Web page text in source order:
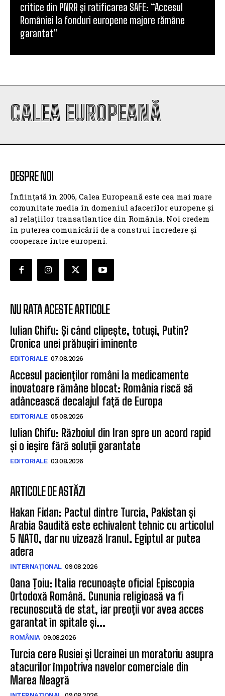
critice din PNRR și ratificarea SAFE: “Accesul
României la fonduri europene majore rămâne
garantat”
CALEA EUROPEANĂ
DESPRE NOI
Înființată în 2006, Calea Europeană este cea mai mare
comunitate media în domeniul afacerilor europene și
al relațiilor transatlantice din România. Noi credem
în puterea comunicării de a construi încredere și
cooperare între europeni.
NU RATA ACESTE ARTICOLE
Iulian Chifu: Și când clipește, totuși, Putin?
Cronica unei prăbușiri iminente
EDITORIALE 07.08.2026
Accesul pacienților români la medicamente
inovatoare rămâne blocat: România riscă să
adâncească decalajul față de Europa
EDITORIALE 05.08.2026
Iulian Chifu: Războiul din Iran spre un acord rapid
și o ieșire fără soluții garantate
EDITORIALE 03.08.2026
ARTICOLE DE ASTĂZI
Hakan Fidan: Pactul dintre Turcia, Pakistan și
Arabia Saudită este echivalent tehnic cu articolul
5 NATO, dar nu vizează Iranul. Egiptul ar putea
adera
INTERNAȚIONAL 09.08.2026
Oana Țoiu: Italia recunoaște oficial Episcopia
Ortodoxă Română. Cununia religioasă va fi
recunoscută de stat, iar preoții vor avea acces
garantat în spitale și...
ROMÂNIA 09.08.2026
Turcia cere Rusiei și Ucrainei un moratoriu asupra
atacurilor împotriva navelor comerciale din
Marea Neagră